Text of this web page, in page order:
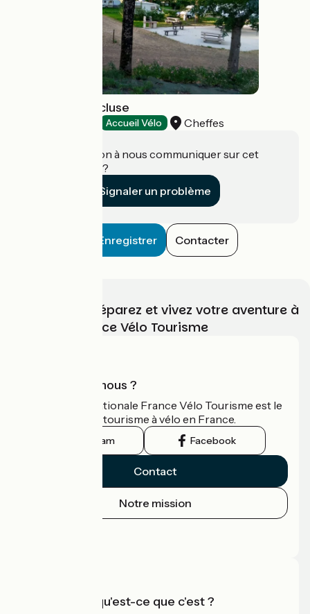
Camping de L'Écluse
Accueil Vélo Cheffes
Une information à nous communiquer sur cet
établissement ?
Signaler un problème
Enregistrer Contacter
Choisissez, préparez et vivez votre aventure à
vélo avec France Vélo Tourisme
Qui sommes-nous ?
L'association nationale France Vélo Tourisme est le
guide officiel du tourisme à vélo en France.
Instagram Facebook
Contact
Notre mission
Accueil Vélo qu'est-ce que c'est ?